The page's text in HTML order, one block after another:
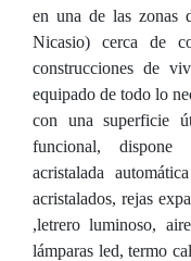
en una de las zonas
Nicasio) cerca de
construcciones de
equipado de todo lo
con una superficie
funcional, dispone
acristalada
acristalados, rejas
,letrero luminoso,
lámparas led, termo